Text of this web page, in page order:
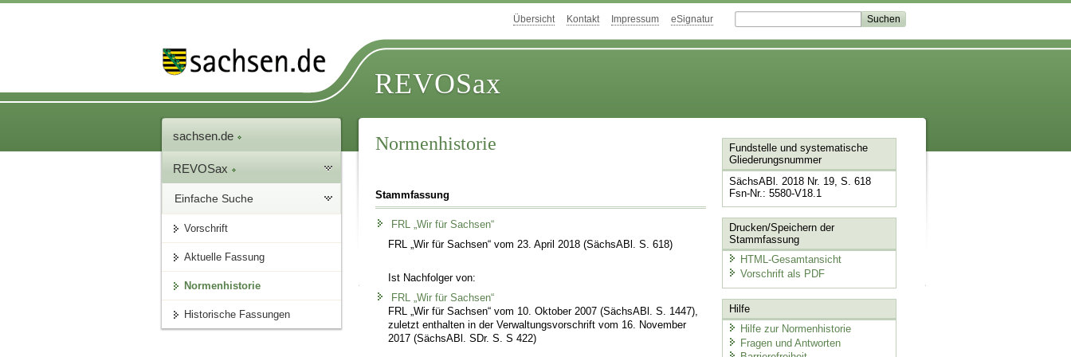
Übersicht Kontakt Impressum eSignatur
REVOSax
sachsen.de
REVOSax
Einfache Suche
Vorschrift
Aktuelle Fassung
Normenhistorie
Historische Fassungen
Normenhistorie
Stammfassung
FRL „Wir für Sachsen“
FRL „Wir für Sachsen“ vom 23. April 2018 (SächsABl. S. 618)
Ist Nachfolger von:
FRL „Wir für Sachsen“
FRL „Wir für Sachsen“ vom 10. Oktober 2007 (SächsABl. S. 1447),
zuletzt enthalten in der Verwaltungsvorschrift vom 16. November
2017 (SächsABl. SDr. S. S 422)
Fundstelle und systematische
Gliederungsnummer
SächsABl. 2018 Nr. 19, S. 618
Fsn-Nr.: 5580-V18.1
Drucken/Speichern der
Stammfassung
HTML-Gesamtansicht
Vorschrift als PDF
Hilfe
Hilfe zur Normenhistorie
Fragen und Antworten